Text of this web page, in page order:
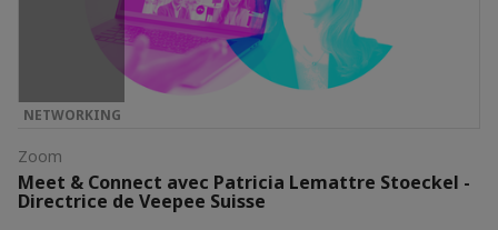
NETWORKING
Zoom
Meet & Connect avec Patricia Lemattre Stoeckel -
Directrice de Veepee Suisse